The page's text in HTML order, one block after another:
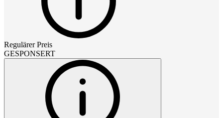
Regulärer Preis
GESPONSERT